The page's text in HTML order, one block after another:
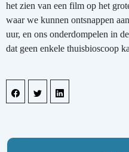
het zien van een film op het
waar we kunnen ontsnappen
uur, en ons onderdompelen in
dat geen enkele thuisbioscoop